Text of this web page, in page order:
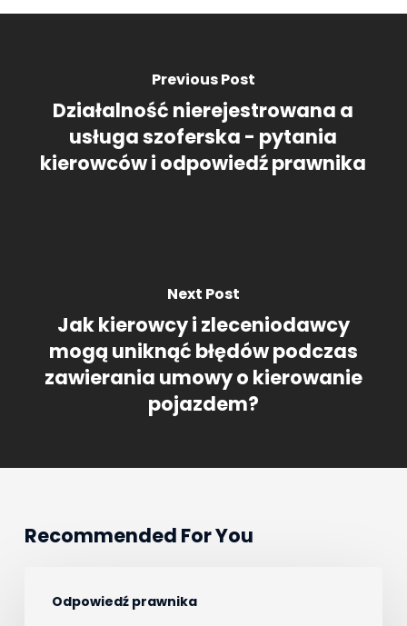
Previous Post
Działalność nierejestrowana a
usługa szoferska - pytania
kierowców i odpowiedź prawnika
Next Post
Jak kierowcy i zleceniodawcy
mogą uniknąć błędów podczas
zawierania umowy o kierowanie
pojazdem?
Recommended For You
Odpowiedź prawnika
nierejestrowana